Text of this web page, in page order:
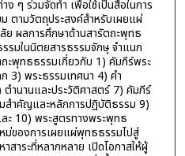
ๆ ร่วมจัดทำ เพื่อใช้เป็นสื่อในการ
ตามวัตถุประสงค์สำหรับเผยแผ่
ผลการศึกษาด้านสารัตถะพุทธ
รมในนิตยสารธรรมจักษุ จำแนก
ะพุทธธรรมเกี่ยวกับ 1) คัมภีร์พระ
3) พระธรรมเทศนา 4) คำ
ำนานและประวัติศาสตร์ 7) คัมภีร์
สำคัญและหลักการปฏิบัติธรรม 9)
ะ 10) พระสูตรทางพระพุทธ
ม่ของการเผยแผ่พุทธธรรมไปสู่
สาระที่หลากหลาย เปิดโอกาสให้ผู้